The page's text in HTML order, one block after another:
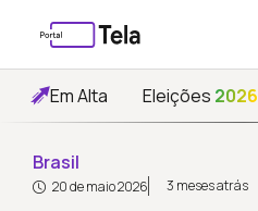
Em Alta Eleições 2026
Brasil
20 de maio 2026 3 meses atrás